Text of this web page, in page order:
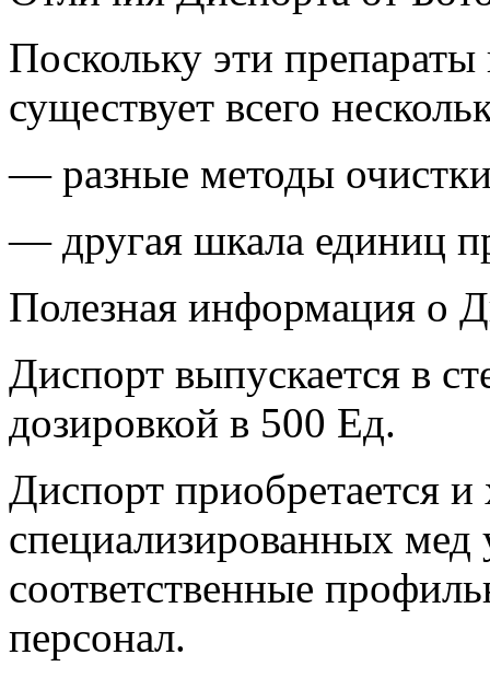
Поскольку эти
существует всего
— разные методы очистки
— другая шкала единиц
Полезная информация о
Диспорт выпускается в
дозировкой в 500 Ед.
Диспорт приобретается и
специализированных мед
соответственные
персонал.